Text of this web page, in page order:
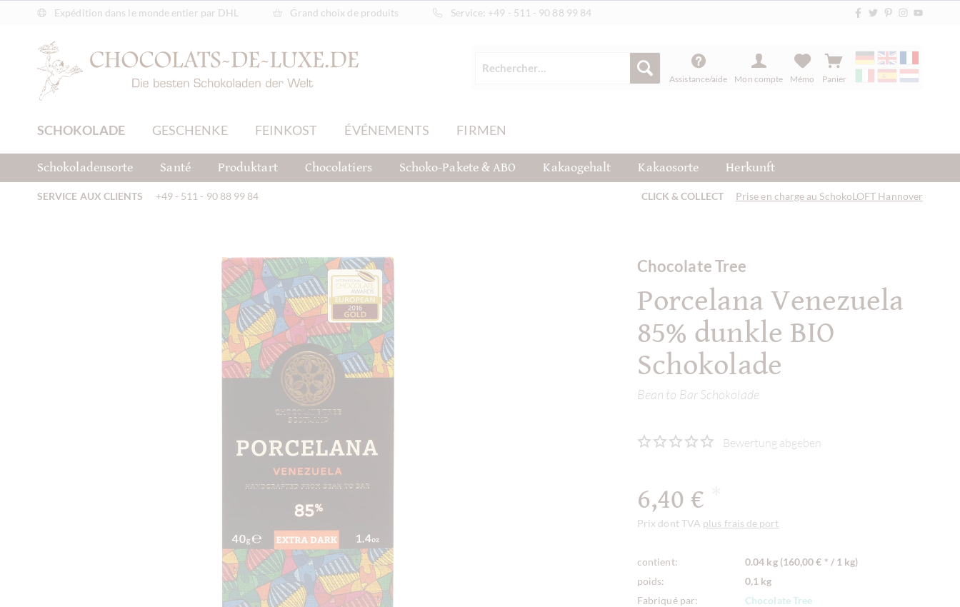
Expédition dans le monde entier par DHL Grand choix de produits Service: +49 - 511 - 90 88 99 84
Assistance/aide Mon compte Mémo Panier
SCHOKOLADE GESCHENKE FEINKOST ÉVÉNEMENTS FIRMEN
Schokoladensorte Santé Produktart Chocolatiers Schoko-Pakete & ABO Kakaogehalt Kakaosorte Herkunft
SERVICE AUX CLIENTS +49 - 511 - 90 88 99 84 CLICK & COLLECT Prise en charge au SchokoLOFT Hannover
Chocolate Tree
Porcelana Venezuela
85% dunkle BIO
Schokolade
Bean to Bar Schokolade
Bewertung abgeben
6,40 €
Prix dont TVA plus frais de port
contient:
0.04 kg (160,00 € * / 1 kg)
poids:
0,1 kg
Fabriqué par:
Chocolate Tree